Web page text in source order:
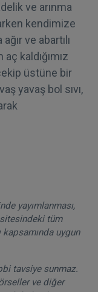
ve arınma
kendimize
ve abartılı
kaldığımız
üstüne bir
yavaş bol sıvı,
yayımlanması,
sitesindeki tüm
uygun
tavsiye sunmaz.
ve diğer